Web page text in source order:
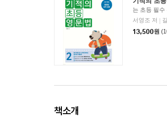
는 초등 필수
서영조 저
13,500원
책소개